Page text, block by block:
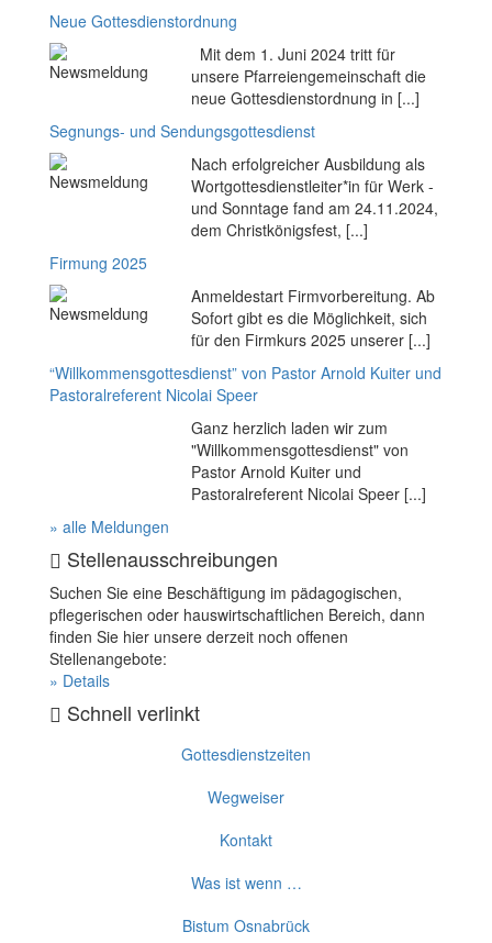
Neue Gottesdienstordnung
Mit dem 1. Juni 2024 tritt für
unsere Pfarreiengemeinschaft die
neue Gottesdienstordnung in [...]
Segnungs- und Sendungsgottesdienst
Nach erfolgreicher Ausbildung als
Wortgottesdienstleiter*in für Werk -
und Sonntage fand am 24.11.2024,
dem Christkönigsfest, [...]
Firmung 2025
Anmeldestart Firmvorbereitung. Ab
Sofort gibt es die Möglichkeit, sich
für den Firmkurs 2025 unserer [...]
“Willkommensgottesdienst” von Pastor Arnold Kuiter und
Pastoralreferent Nicolai Speer
Ganz herzlich laden wir zum
"Willkommensgottesdienst" von
Pastor Arnold Kuiter und
Pastoralreferent Nicolai Speer [...]
» alle Meldungen
Stellenausschreibungen
Suchen Sie eine Beschäftigung im pädagogischen,
pflegerischen oder hauswirtschaftlichen Bereich, dann
finden Sie hier unsere derzeit noch offenen
Stellenangebote:
» Details
Schnell verlinkt
Gottesdienstzeiten
Wegweiser
Kontakt
Was ist wenn …
Bistum Osnabrück